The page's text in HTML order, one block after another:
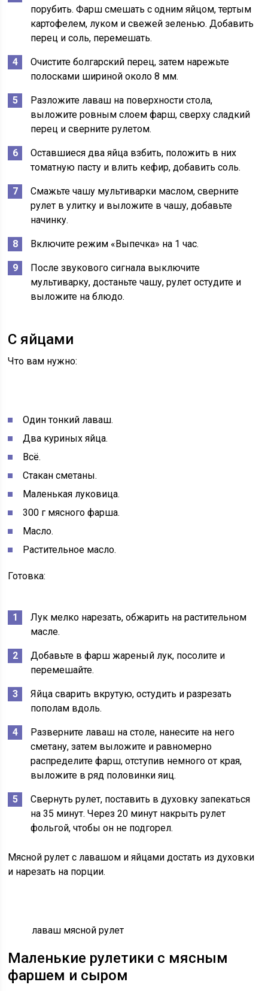
порубить. Фарш смешать с одним яйцом, тертым
картофелем, луком и свежей зеленью. Добавить
перец и соль, перемешать.
Очистите болгарский перец, затем нарежьте
полосками шириной около 8 мм.
Разложите лаваш на поверхности стола,
выложите ровным слоем фарш, сверху сладкий
перец и сверните рулетом.
Оставшиеся два яйца взбить, положить в них
томатную пасту и влить кефир, добавить соль.
Смажьте чашу мультиварки маслом, сверните
рулет в улитку и выложите в чашу, добавьте
начинку.
Включите режим «Выпечка» на 1 час.
После звукового сигнала выключите
мультиварку, достаньте чашу, рулет остудите и
выложите на блюдо.
С яйцами
Что вам нужно:
Один тонкий лаваш.
Два куриных яйца.
Всё.
Стакан сметаны.
Маленькая луковица.
300 г мясного фарша.
Масло.
Растительное масло.
Готовка:
Лук мелко нарезать, обжарить на растительном
масле.
Добавьте в фарш жареный лук, посолите и
перемешайте.
Яйца сварить вкрутую, остудить и разрезать
пополам вдоль.
Разверните лаваш на столе, нанесите на него
сметану, затем выложите и равномерно
распределите фарш, отступив немного от края,
выложите в ряд половинки яиц.
Свернуть рулет, поставить в духовку запекаться
на 35 минут. Через 20 минут накрыть рулет
фольгой, чтобы он не подгорел.
Мясной рулет с лавашом и яйцами достать из духовки
и нарезать на порции.
лаваш мясной рулет
Маленькие рулетики с мясным
фаршем и сыром